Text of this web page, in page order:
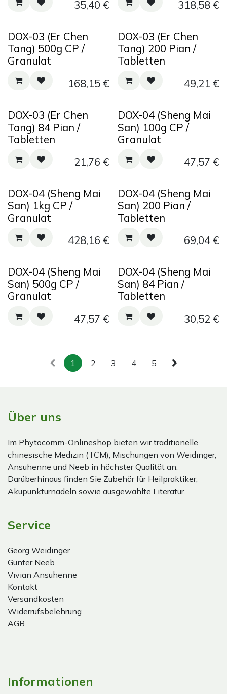
35,40 € 318,58€
DOX-03 (Er Chen
Tang) 500g CP /
Granulat
168,15€
DOX-03 (Er Chen
Tang) 200 Pian /
Tabletten
49,21 €
DOX-03 (Er Chen
Tang) 84 Pian /
Tabletten
21,76 €
DOX-04 (Sheng Mai
San) 100g CP /
Granulat
47,57 €
DOX-04 (Sheng Mai
San) 1kg CP /
Granulat
428,16 €
DOX-04 (Sheng Mai
San) 200 Pian /
Tabletten
69,04€
DOX-04 (Sheng Mai
San) 500g CP /
Granulat
47,57 €
DOX-04 (Sheng Mai
San) 84 Pian /
Tabletten
30,52€
1 2 3 4 5
Über uns
Im Phytocomm-Onlineshop bieten wir traditionelle
chinesische Medizin (TCM), Mischungen von Weidinger,
Ansuhenne und Neeb in höchster Qualität an.
Darüberhinaus finden Sie Zubehör für Heilpraktiker,
Akupunkturnadeln sowie ausgewählte Literatur.
Service
Georg Weidinger
Gunter Neeb
Vivian Ansuhenne
Kontakt
Versandkosten
Widerrufsbelehrung
AGB
Informationen